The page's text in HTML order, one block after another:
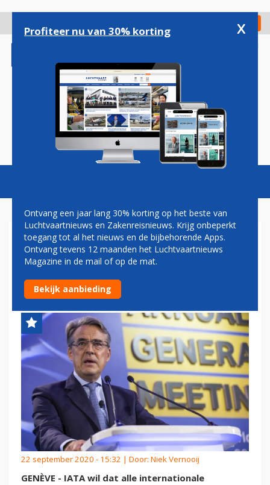
gaan
Check in
Magazine Podcasts Vacatures
IATA: TEST ALLE
INTERNATIONALE
PASSAGIERS VOOR VERTREK
22 september 2020 - 15:32 | Door: Niek Vernooij
GENÈVE - IATA wil dat alle internationale
Profiteer nu van 30% korting x
Ontvang een jaar lang 30% korting op het beste van
Luchtvaartnieuws en Zakenreisnieuws. Krijg onbeperkt
toegang tot al het nieuws en de bijbehorende Apps.
Ontvang tevens 12 maanden het Luchtvaartnieuws
Magazine in de mail of op de mat.
Bekijk aanbieding